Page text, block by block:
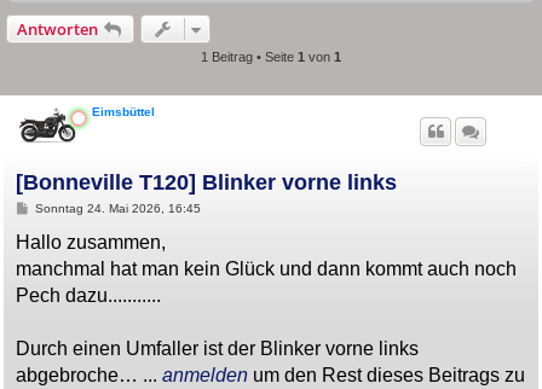
Antworten
1 Beitrag • Seite 1 von 1
Eimsbüttel
[Bonneville T120] Blinker vorne links
B
i
t
r
a
g
Sonntag 24. Mai 2026, 16:45
Hallo zusammen,
manchmal hat man kein Glück und dann kommt auch noch
Pech dazu...........
Durch einen Umfaller ist der Blinker vorne links
abgebroche… ... anmelden um den Rest dieses Beitrags zu